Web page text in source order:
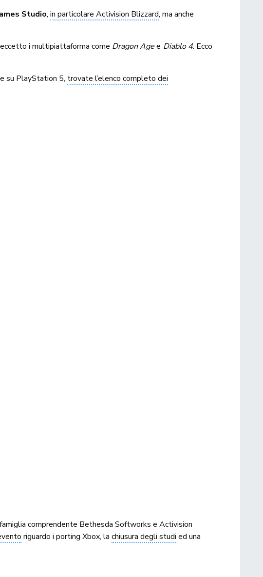
Studio,in particolare Activision Blizzard, ma anche
i multipiattaforma come Dragon Agee Diablo 4. Ecco
su PlayStation 5, trovate l’elenco completo dei
comprendente Bethesda Softworks e Activision
riguardo i porting Xbox, lachiusura degli studi ed una